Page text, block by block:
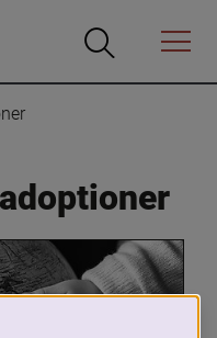
Öppna
Öppna
Menyn